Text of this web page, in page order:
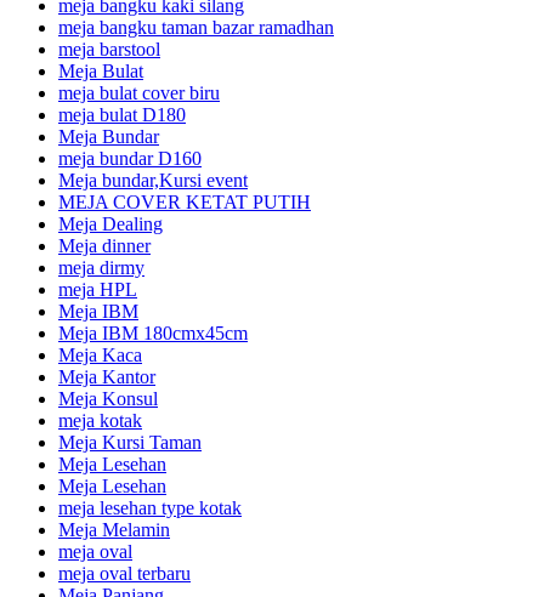
meja bangku kaki silang
meja bangku taman bazar ramadhan
meja barstool
Meja Bulat
meja bulat cover biru
meja bulat D180
Meja Bundar
meja bundar D160
Meja bundar,Kursi event
MEJA COVER KETAT PUTIH
Meja Dealing
Meja dinner
meja dirmy
meja HPL
Meja IBM
Meja IBM 180cmx45cm
Meja Kaca
Meja Kantor
Meja Konsul
meja kotak
Meja Kursi Taman
Meja Lesehan
Meja Lesehan
meja lesehan type kotak
Meja Melamin
meja oval
meja oval terbaru